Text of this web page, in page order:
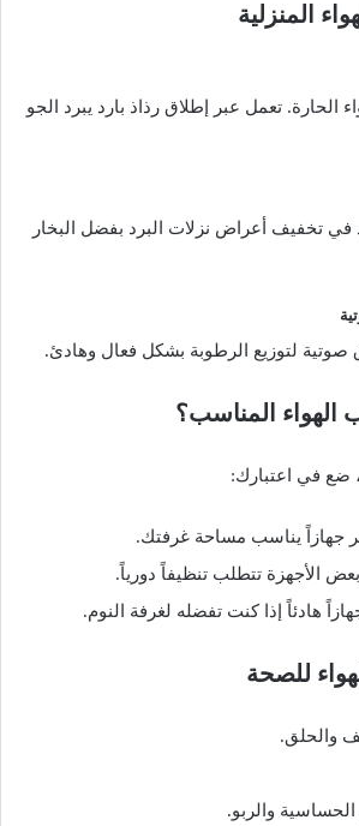
المنزلية
الحارة. تعمل عبر إطلاق رذاذ بارد يبرد الجو
تخفيف أعراض نزلات البرد بفضل البخار
صوتية لتوزيع الرطوبة بشكل فعال وهادئ.
المناسب؟
ضع في اعتبارك:
جهازاً يناسب مساحة غرفتك.
الأجهزة تتطلب تنظيفاً دورياً.
هادئاً إذا كنت تفضله لغرفة النوم.
للصحة
والحلق.
والربو.